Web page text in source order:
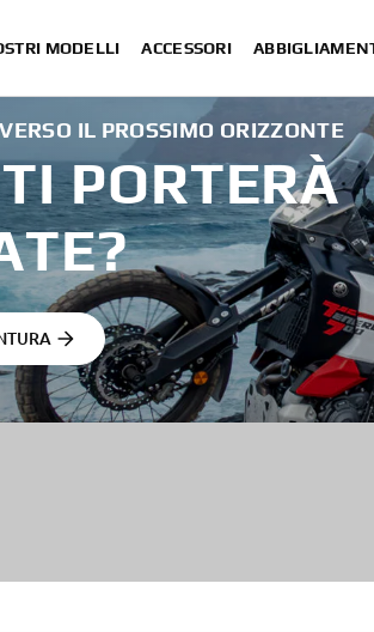
MODELLI ACCESSORI
IL PROSSIMO ORIZZONTE
PORTERÀ